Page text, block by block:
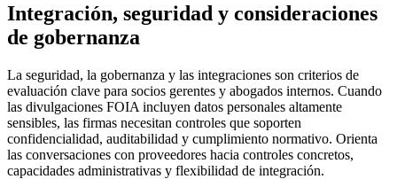
Integración, seguridad y consideraciones
de gobernanza
La seguridad, la gobernanza y las integraciones son criterios de
evaluación clave para socios gerentes y abogados internos. Cuando
las divulgaciones FOIA incluyen datos personales altamente
sensibles, las firmas necesitan controles que soporten
confidencialidad, auditabilidad y cumplimiento normativo. Orienta
las conversaciones con proveedores hacia controles concretos,
capacidades administrativas y flexibilidad de integración.